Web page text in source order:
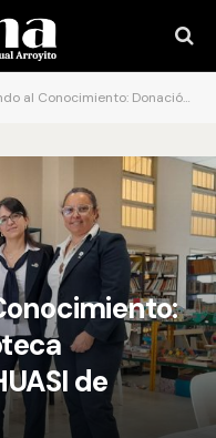
Donación a la Biblioteca Municipal QUILCAHUASI de Tránsito
de